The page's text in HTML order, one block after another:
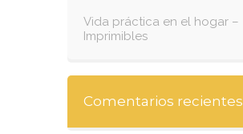
Vida práctica en el hogar –
Imprimibles
Comentarios recientes